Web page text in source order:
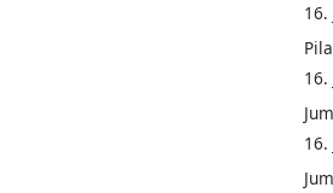
16.
16.
16.